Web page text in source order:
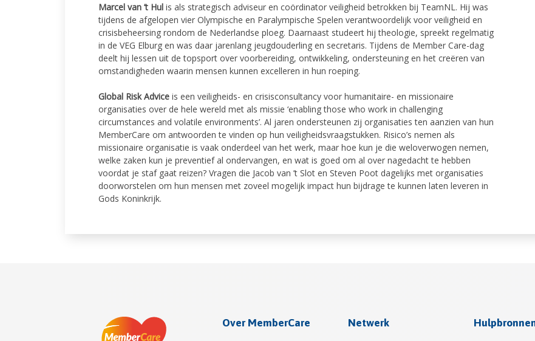
Marcel van ’t Hul is als strategisch adviseur en coördinator veiligheid betrokken bij TeamNL. Hij was
tijdens de afgelopen vier Olympische en Paralympische Spelen verantwoordelijk voor veiligheid en
crisisbeheersing rondom de Nederlandse ploeg. Daarnaast studeert hij theologie, spreekt regelmatig
in de VEG Elburg en was daar jarenlang jeugdouderling en secretaris. Tijdens de Member Care-dag
deelt hij lessen uit de topsport over voorbereiding, ontwikkeling, ondersteuning en het creëren van
omstandigheden waarin mensen kunnen excelleren in hun roeping.
Global Risk Advice is een veiligheids- en crisisconsultancy voor humanitaire- en missionaire
organisaties over de hele wereld met als missie ‘enabling those who work in challenging
circumstances and volatile environments’. Al jaren ondersteunen zij organisaties ten aanzien van hun
MemberCare om antwoorden te vinden op hun veiligheidsvraagstukken. Risico’s nemen als
missionaire organisatie is vaak onderdeel van het werk, maar hoe kun je die weloverwogen nemen,
welke zaken kun je preventief al ondervangen, en wat is goed om al over nagedacht te hebben
voordat je staf gaat reizen? Vragen die Jacob van ’t Slot en Steven Poot dagelijks met organisaties
doorworstelen om hun mensen met zoveel mogelijk impact hun bijdrage te kunnen laten leveren in
Gods Koninkrijk.
Over MemberCare Netwerk